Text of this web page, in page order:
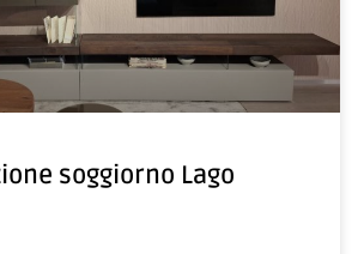
soggiorno Lago